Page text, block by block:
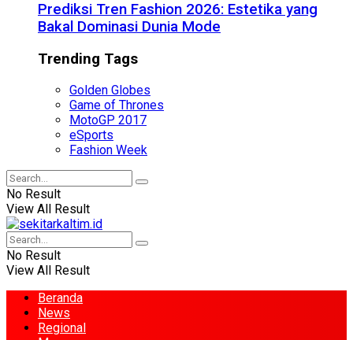
Prediksi Tren Fashion 2026: Estetika yang
Bakal Dominasi Dunia Mode
Trending Tags
Golden Globes
Game of Thrones
MotoGP 2017
eSports
Fashion Week
No Result
View All Result
No Result
View All Result
Beranda
News
Regional